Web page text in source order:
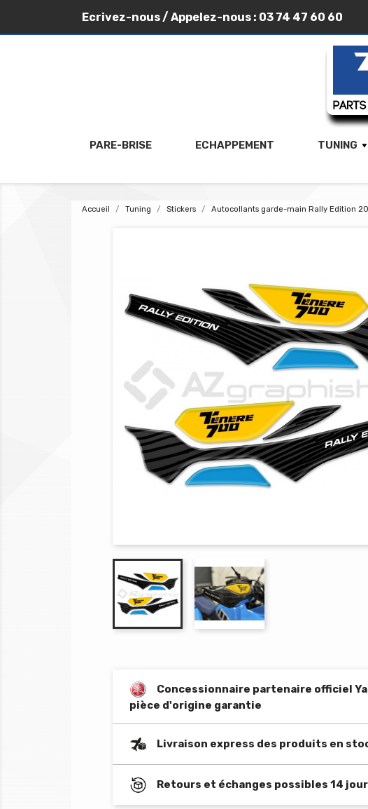
Ecrivez-nous/ Appelez-nous : 03 74 47 60 60
PARE-BRISE ECHAPPEMENT TUNING
Accueil Tuning Stickers Autocollants garde-main Rally Edition
Concessionnaire partenaire officiel
pièce d'origine garantie
Livraison express des produits en
Retours et échanges possibles 14